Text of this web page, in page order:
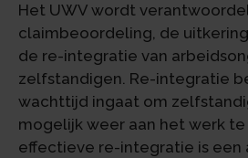
Het UWV wordt
claimbeoordeling, de
de re-integratie van
zelfstandigen. Re-integratie
wachttijd ingaat om
mogelijk weer aan het werk te
effectieve re-integratie is een